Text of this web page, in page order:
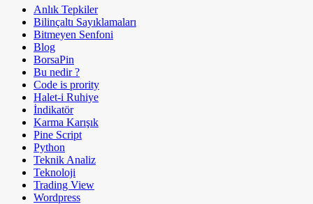
Anlık Tepkiler
Bilinçaltı Sayıklamaları
Bitmeyen Senfoni
Blog
BorsaPin
Bu nedir ?
Code is prority
Halet-i Ruhiye
İndikatör
Karma Karışık
Pine Script
Python
Teknik Analiz
Teknoloji
Trading View
Wordpress